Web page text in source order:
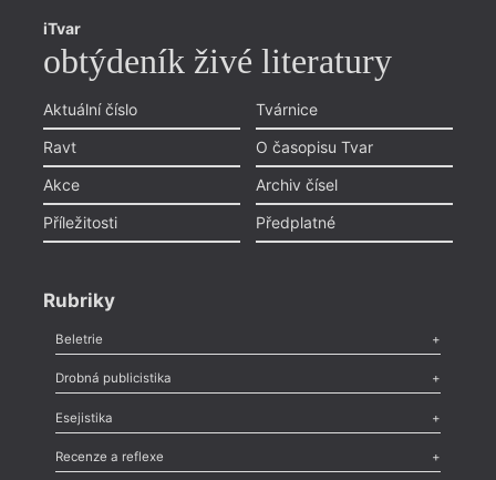
iTvar
obtýdeník živé literatury
Aktuální číslo
Ravt
Akce
Příležitosti
Tvárnice
O časopisu Tvar
Archiv čísel
Předplatné
Rubriky
Beletrie
Poezie,Próza,Dokumenty
Drobná publicistika
Odlesk
Nekrolog,Glosa,Sloupek,Pozvánka,Literární soutěž,
Esejistika
Esej ,Pádlo,Úvaha
Recenze a reflexe